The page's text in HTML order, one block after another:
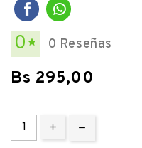
0  0 Reseñas
Bs 295,00